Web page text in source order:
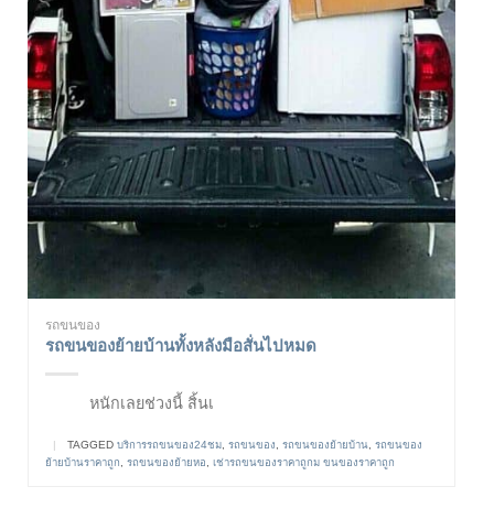
รถขนของ
รถขนของย้ายบ้านทั้งหลังมือสั่นไปหมด
หนักเลยช่วงนี้ สิ้นเ
| TAGGED บริการรถขนของ24ชม รถขนของ รถขนของย้ายบ้าน รถขนของ
ย้ายบ้านราคาถูก
รถขนของย้ายหอ เช่ารถขนของราคาถูกม ขนของราคาถูก